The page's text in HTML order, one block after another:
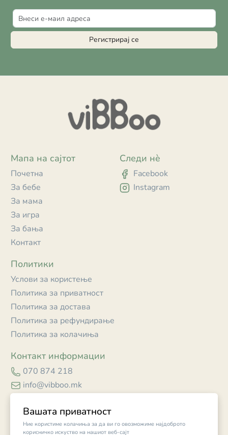
Вашата приватност
Ние користиме колачиња за да ви го овозможиме најдоброто
корисничко искуство на нашиот веб-сајт
Регистрирај се
Мапа на сајтот
Почетна
За бебе
За мама
За игра
За бања
Контакт
Политики
Услови за користење
Политика за приватност
Политика за достава
Политика за рефундирање
Политика за колачиња
Контакт информации
070 874 218
info@vibboo.mk
Следи нè
Facebook
Instagram